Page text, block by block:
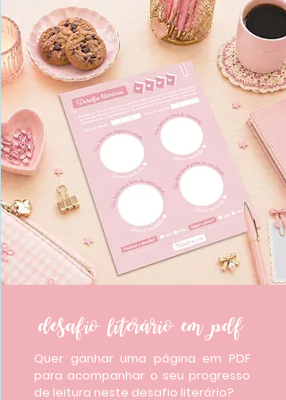
desafio literário em pdf
Quer ganhar uma página em PDF
para acompanhar o seu progresso
de leitura neste desafio literário?